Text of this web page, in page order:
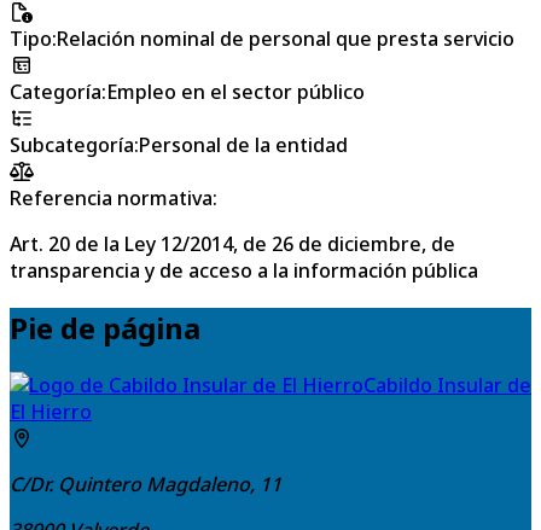
Tipo:Relación nominal de personal que presta servicio
Categoría:Empleo en el sector público
Subcategoría:Personal de la entidad
Referencia normativa:
Art. 20 de la Ley 12/2014, de 26 de diciembre, de
transparencia y de acceso a la información pública
Pie de página
Cabildo Insular de
El Hierro
C/Dr. Quintero Magdaleno, 11